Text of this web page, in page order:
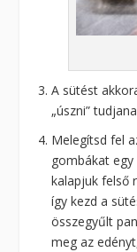
A sütést
„úszni”
Melegítsd fel
gombákat
kalapjuk felső
így kezd a
összegyűlt
meg az